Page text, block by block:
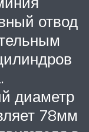
отвод
диаметр
78мм